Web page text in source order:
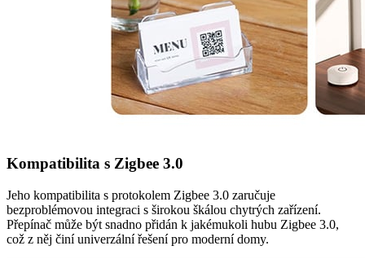
Kompatibilita s Zigbee 3.0
Jeho kompatibilita s protokolem Zigbee 3.0 zaručuje
bezproblémovou integraci s širokou škálou chytrých zařízení.
Přepínač může být snadno přidán k jakémukoli hubu Zigbee 3.0,
což z něj činí univerzální řešení pro moderní domy.